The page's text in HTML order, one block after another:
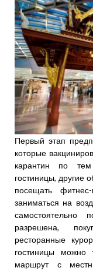
Первый этап
которые
карантин по тем
гостиницы, другие
посещать
заниматься на
самостоятельно
разрешена,
ресторанные
гостиницы можно
маршрут с